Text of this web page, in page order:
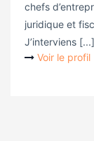
chefs
juridique et
J’interviens [...]
Voir le profil